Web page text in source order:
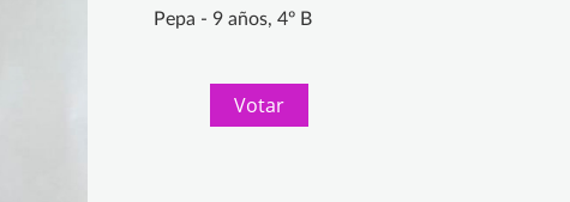
Pepa - 9 años, 4º B
Votar